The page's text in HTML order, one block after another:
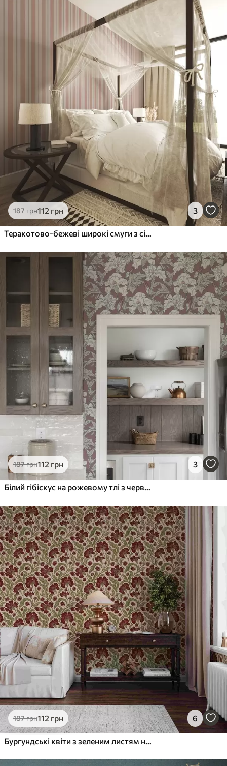
187грн112 грн 3
Теракотово-бежеві широкі смуги з сіруватим акцентом
187грн112 грн 3
Білий гібіскус на рожевому тлі з червоними бутонами
187грн112 грн 6
Бургундські квіти з зеленим листям на світлому тлі